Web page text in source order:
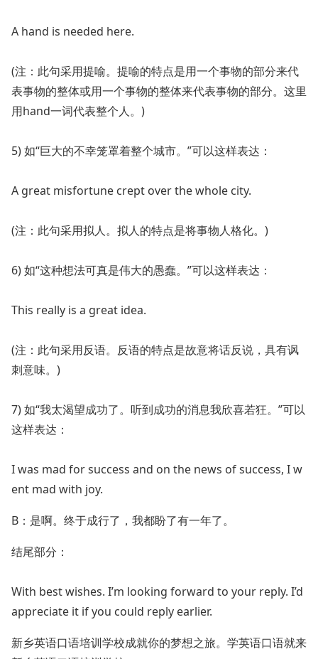
A hand is needed here.
(注：此句采用提喻。提喻的特点是用一个事物的部分来代
表事物的整体或用一个事物的整体来代表事物的部分。这里
用hand一词代表整个人。)
5) 如“巨大的不幸笼罩着整个城市。”可以这样表达：
A great misfortune crept over the whole city.
(注：此句采用拟人。拟人的特点是将事物人格化。)
6) 如“这种想法可真是伟大的愚蠢。”可以这样表达：
This really is a great idea.
(注：此句采用反语。反语的特点是故意将话反说，具有讽
刺意味。)
7) 如“我太渴望成功了。听到成功的消息我欣喜若狂。”可以
这样表达：
I was mad for success and on the news of success, I w
ent mad with joy.
B：是啊。终于成行了，我都盼了有一年了。
结尾部分：
With best wishes. I’m looking forward to your reply. I’d
appreciate it if you could reply earlier.
新乡英语口语培训学校成就你的梦想之旅。学英语口语就来